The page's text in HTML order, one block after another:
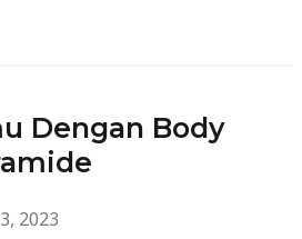
Dengan Body
2023